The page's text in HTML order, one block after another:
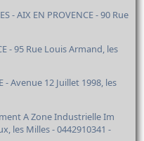
- AIX EN PROVENCE - 90 Rue
- 95 Rue Louis Armand, les
- Avenue 12 Juillet 1998, les
A Zone Industrielle Im
les Milles - 0442910341 -